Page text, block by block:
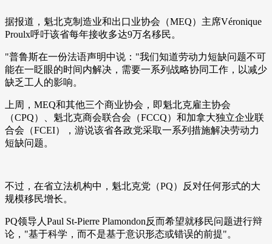
据报道，魁北克制造业和出口业协会（MEQ）主席Véronique
Proulx呼吁该省每年接收多达9万名移民。
"普鲁斯在一份法语声明中说："我们知道劳动力短缺问题不可
能在一眨眼的时间内解决，需要一系列战略协同工作，以减少
缺乏工人的影响。
上周，MEQ和其他三个商业协会，即魁北克雇主协会
（CPQ）、魁北克商会联合会（FCCQ）和加拿大独立企业联
合会（FCEI），游说该省各政党采取一系列措施解决劳动力
短缺问题。
不过，在省立法机构中，魁北克党（PQ）反对任何形式的大
规模移民增长。
PQ领导人Paul St-Pierre Plamondon反而希望就移民问题进行辩
论，"基于科学，而不是基于意识形态或错误的前提"。